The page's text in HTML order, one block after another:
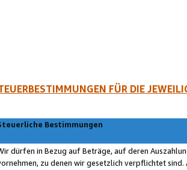
FÜR DIE
Bestimmungen
dürfen in Bezug auf Beträge, auf deren
zu denen wir gesetzlich verpflichtet